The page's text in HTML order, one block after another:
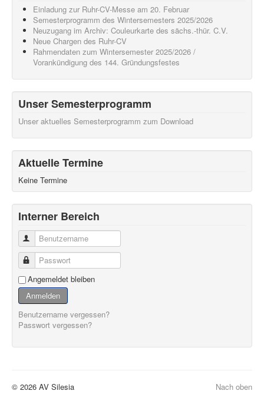
Einladung zur Ruhr-CV-Messe am 20. Februar
Semesterprogramm des Wintersemesters 2025/2026
Neuzugang im Archiv: Couleurkarte des sächs.-thür. C.V.
Neue Chargen des Ruhr-CV
Rahmendaten zum Wintersemester 2025/2026 /
Vorankündigung des 144. Gründungsfestes
Unser Semesterprogramm
Unser aktuelles Semesterprogramm zum Download
Aktuelle Termine
Keine Termine
Interner Bereich
Benutzername
Passwort
Angemeldet bleiben
Anmelden
Benutzername vergessen?
Passwort vergessen?
Nach oben
© 2026 AV Silesia